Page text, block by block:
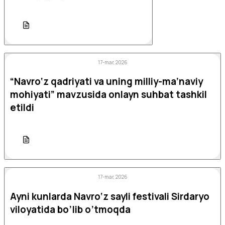
17-mar, 2026
“Navro‘z qadriyati va uning milliy-ma’naviy
mohiyati” mavzusida onlayn suhbat tashkil
etildi
17-mar, 2026
Ayni kunlarda Navro‘z sayli festivali Sirdaryo
viloyatida bo’lib o’tmoqda